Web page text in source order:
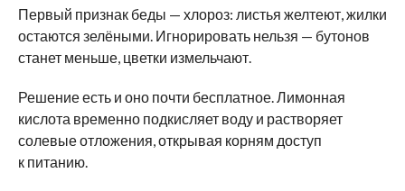
Первый признак беды — хлороз: листья желтеют, жилки
остаются зелёными. Игнорировать нельзя — бутонов
станет меньше, цветки измельчают.
Решение есть и оно почти бесплатное. Лимонная
кислота временно подкисляет воду и растворяет
солевые отложения, открывая корням доступ
к питанию.